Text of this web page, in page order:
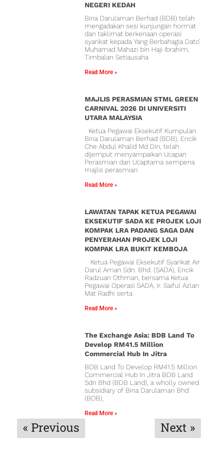
NEGERI KEDAH
Bina Darulaman Berhad (BDB) telah
mengadakan sesi kunjungan hormat
dan taklimat berkenaan operasi
syarikat kepada Yang Berbahagia Dato’
Muhamad Mahazi bin Haji Ibrahim,
Timbalan Setiausaha
Read More »
MAJLIS PERASMIAN STML GREEN
CARNIVAL 2026 DI UNIVERSITI
UTARA MALAYSIA
Ketua Pegawai Eksekutif Kumpulan
Bina Darulaman Berhad (BDB), Encik
Che Abdul Khalid Md Din, telah
dijemput menyampaikan Ucapan
Perasmian dan Ucaptama sempena
majlis perasmian
Read More »
LAWATAN TAPAK KETUA PEGAWAI
EKSEKUTIF SADA KE PROJEK LOJI
KOMPAK LRA PADANG SAGA DAN
PENYERAHAN PROJEK LOJI
KOMPAK LRA BUKIT KEMBOJA
Ketua Pegawai Eksekutif Syarikat Air
Darul Aman Sdn. Bhd. (SADA), Encik
Radzuan Othman, bersama Ketua
Pegawai Operasi SADA, Ir. Saiful Azlan
Mat Radhi serta
Read More »
The Exchange Asia: BDB Land To
Develop RM41.5 Million
Commercial Hub In Jitra
BDB Land To Develop RM41.5 Million
Commercial Hub In Jitra BDB Land
Sdn Bhd (BDB Land), a wholly owned
subsidiary of Bina Darulaman Bhd
(BDB),
Read More »
« Previous Next »